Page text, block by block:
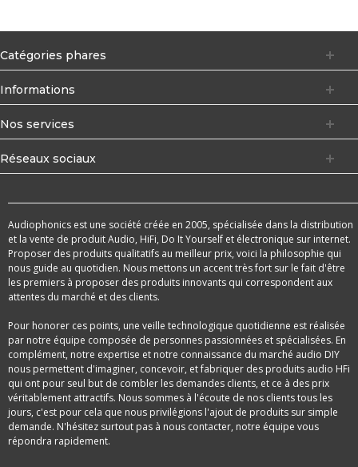
Catégories phares
Informations
Nos services
Réseaux sociaux
Audiophonics est une société créée en 2005, spécialisée dans la distribution
et la vente de produit Audio, HiFi, Do It Yourself et électronique sur internet.
Proposer des produits qualitatifs au meilleur prix, voici la philosophie qui
nous guide au quotidien. Nous mettons un accent très fort sur le fait d'être
les premiers à proposer des produits innovants qui correspondent aux
attentes du marché et des clients.
Pour honorer ces points, une veille technologique quotidienne est réalisée
par notre équipe composée de personnes passionnées et spécialisées. En
complément, notre expertise et notre connaissance du marché audio DIY
nous permettent d'imaginer, concevoir, et fabriquer des produits audio HFi
qui ont pour seul but de combler les demandes clients, et ce à des prix
véritablement attractifs. Nous sommes à l'écoute de nos clients tous les
jours, c'est pour cela que nous privilégions l'ajout de produits sur simple
demande. N'hésitez surtout pas à nous contacter, notre équipe vous
répondra rapidement.